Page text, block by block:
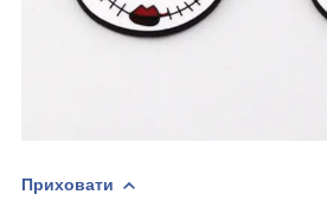
Приховати